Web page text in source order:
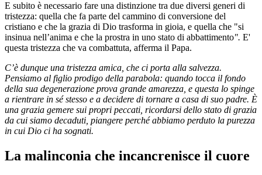
E subito è necessario fare una distinzione tra due diversi generi di
tristezza: quella che fa parte del cammino di conversione del
cristiano e che la grazia di Dio trasforma in gioia, e quella che "si
insinua nell’anima e che la prostra in uno stato di abbattimento". E'
questa tristezza che va combattuta, afferma il Papa.
C’è dunque una tristezza amica, che ci porta alla salvezza.
Pensiamo al figlio prodigo della parabola: quando tocca il fondo
della sua degenerazione prova grande amarezza, e questa lo spinge
a rientrare in sé stesso e a decidere di tornare a casa di suo padre. È
una grazia gemere sui propri peccati, ricordarsi dello stato di grazia
da cui siamo decaduti, piangere perché abbiamo perduto la purezza
in cui Dio ci ha sognati.
La malinconia che incancrenisce il cuore